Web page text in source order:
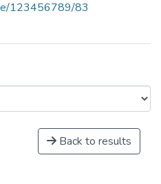
123456789/83
Back to results